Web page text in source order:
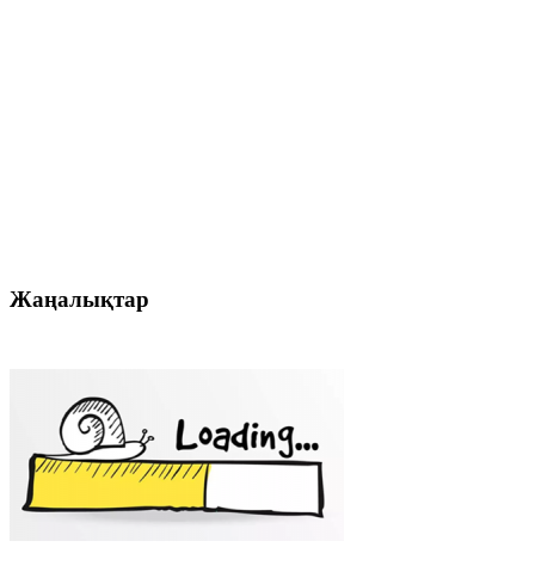
Жаңалықтар